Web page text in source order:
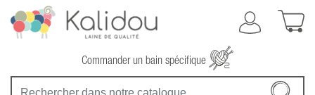
Commander un bain spécifique